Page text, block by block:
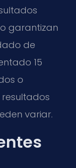
garantizan
de
15
o
variar.